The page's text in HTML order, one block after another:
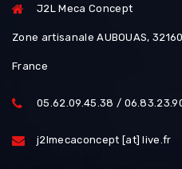
J2L Meca Concept
Zone artisanale AUBOUAS,
France
05.62.09.45.38 /
j2lmecaconcept [at] live.fr